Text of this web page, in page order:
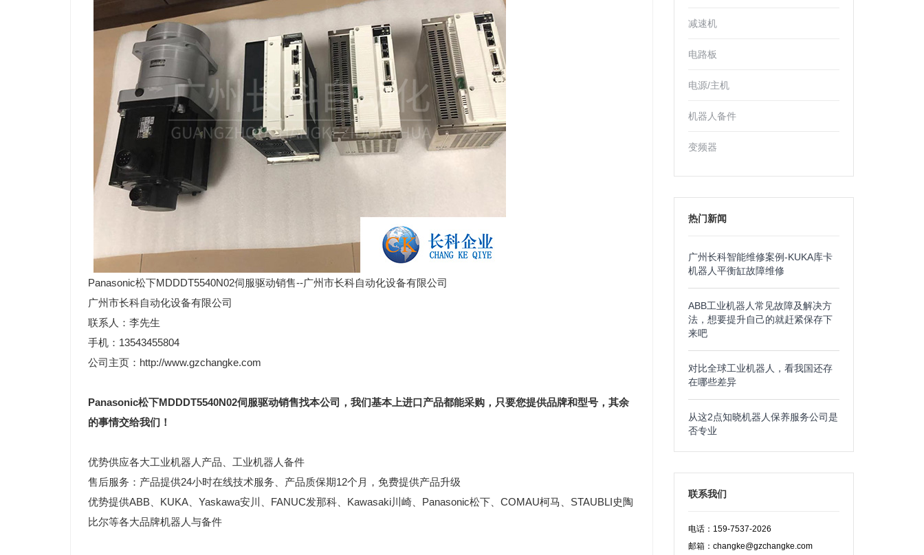
Panasonic松下MDDDT5540N02伺服驱动销售--广州市长科自动化设备有限公司
广州市长科自动化设备有限公司
联系人：李先生
手机：13543455804
公司主页：http://www.gzchangke.com
Panasonic松下MDDDT5540N02伺服驱动销售找本公司，我们基本上进口产品都能采购，只要您提供品牌和型号，其余
的事情交给我们！
优势供应各大工业机器人产品、工业机器人备件
售后服务：产品提供24小时在线技术服务、产品质保期12个月，免费提供产品升级
优势提供ABB、KUKA、Yaskawa安川、FANUC发那科、Kawasaki川崎、Panasonic松下、COMAU柯马、STAUBLI史陶
比尔等各大品牌机器人与备件
减速机
电路板
电源/主机
机器人备件
变频器
热门新闻
广州长科智能维修案例-KUKA库卡
机器人平衡缸故障维修
ABB工业机器人常见故障及解决方
法，想要提升自己的就赶紧保存下
来吧
对比全球工业机器人，看我国还存
在哪些差异
从这2点知晓机器人保养服务公司是
否专业
联系我们
电话：159-7537-2026
邮箱：changke@gzchangke.com